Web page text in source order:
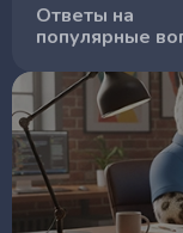
Ответы на
популярные